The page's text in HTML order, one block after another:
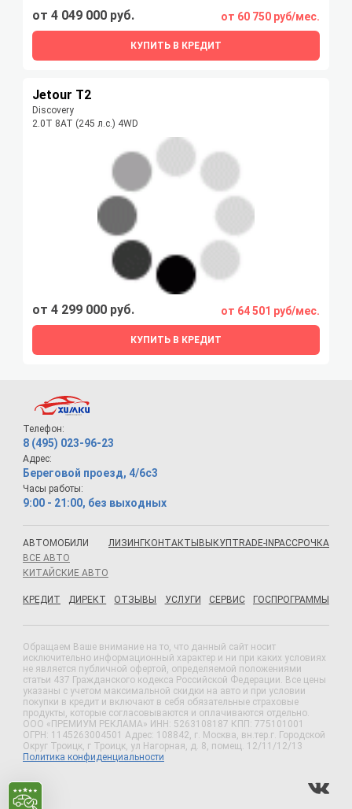
от 4 049 000 руб. от 60 750 руб/мес.
КУПИТЬ В КРЕДИТ
Jetour T2
Discovery
2.0T 8AT (245 л.с.) 4WD
от 4 299 000 руб. от 64 501 руб/мес.
КУПИТЬ В КРЕДИТ
Телефон:
8 (495) 023-96-23
Адрес:
Береговой проезд, 4/6с3
Часы работы:
9:00 - 21:00, без выходных
АВТОМОБИЛИ
ВСЕ АВТО
КИТАЙСКИЕ АВТО
ЛИЗИНГКОНТАКТЫ ВЫКУП TRADE-IN РАССРОЧКА
КРЕДИТ ДИРЕКТ ОТЗЫВЫ УСЛУГИ СЕРВИС ГОСПРОГРАММЫ
Обращаем Ваше внимание на то, что данный сайт носит
исключительно информационный характер и ни при каких условиях
не является публичной офертой, определяемой положениями
статьи 437 Гражданского кодекса Российской Федерации. Все цены
указаны с учетом максимальной скидки на авто и при условии
покупки в кредит и включают в себя обязательные страховые
продукты, которые согласовываются и оплачиваются отдельно.
ООО «ПРЕМИУМ РЕКЛАМА» ИНН: 5263108187 КПП: 775101001
ОГРН: 1145263004501 Адрес: 108842, г. Москва, вн.тер.г. Городской
Округ Троицк, г Троицк, ул Нагорная, д. 8, помещ. 12/11/12/13
Политика конфиденциальности